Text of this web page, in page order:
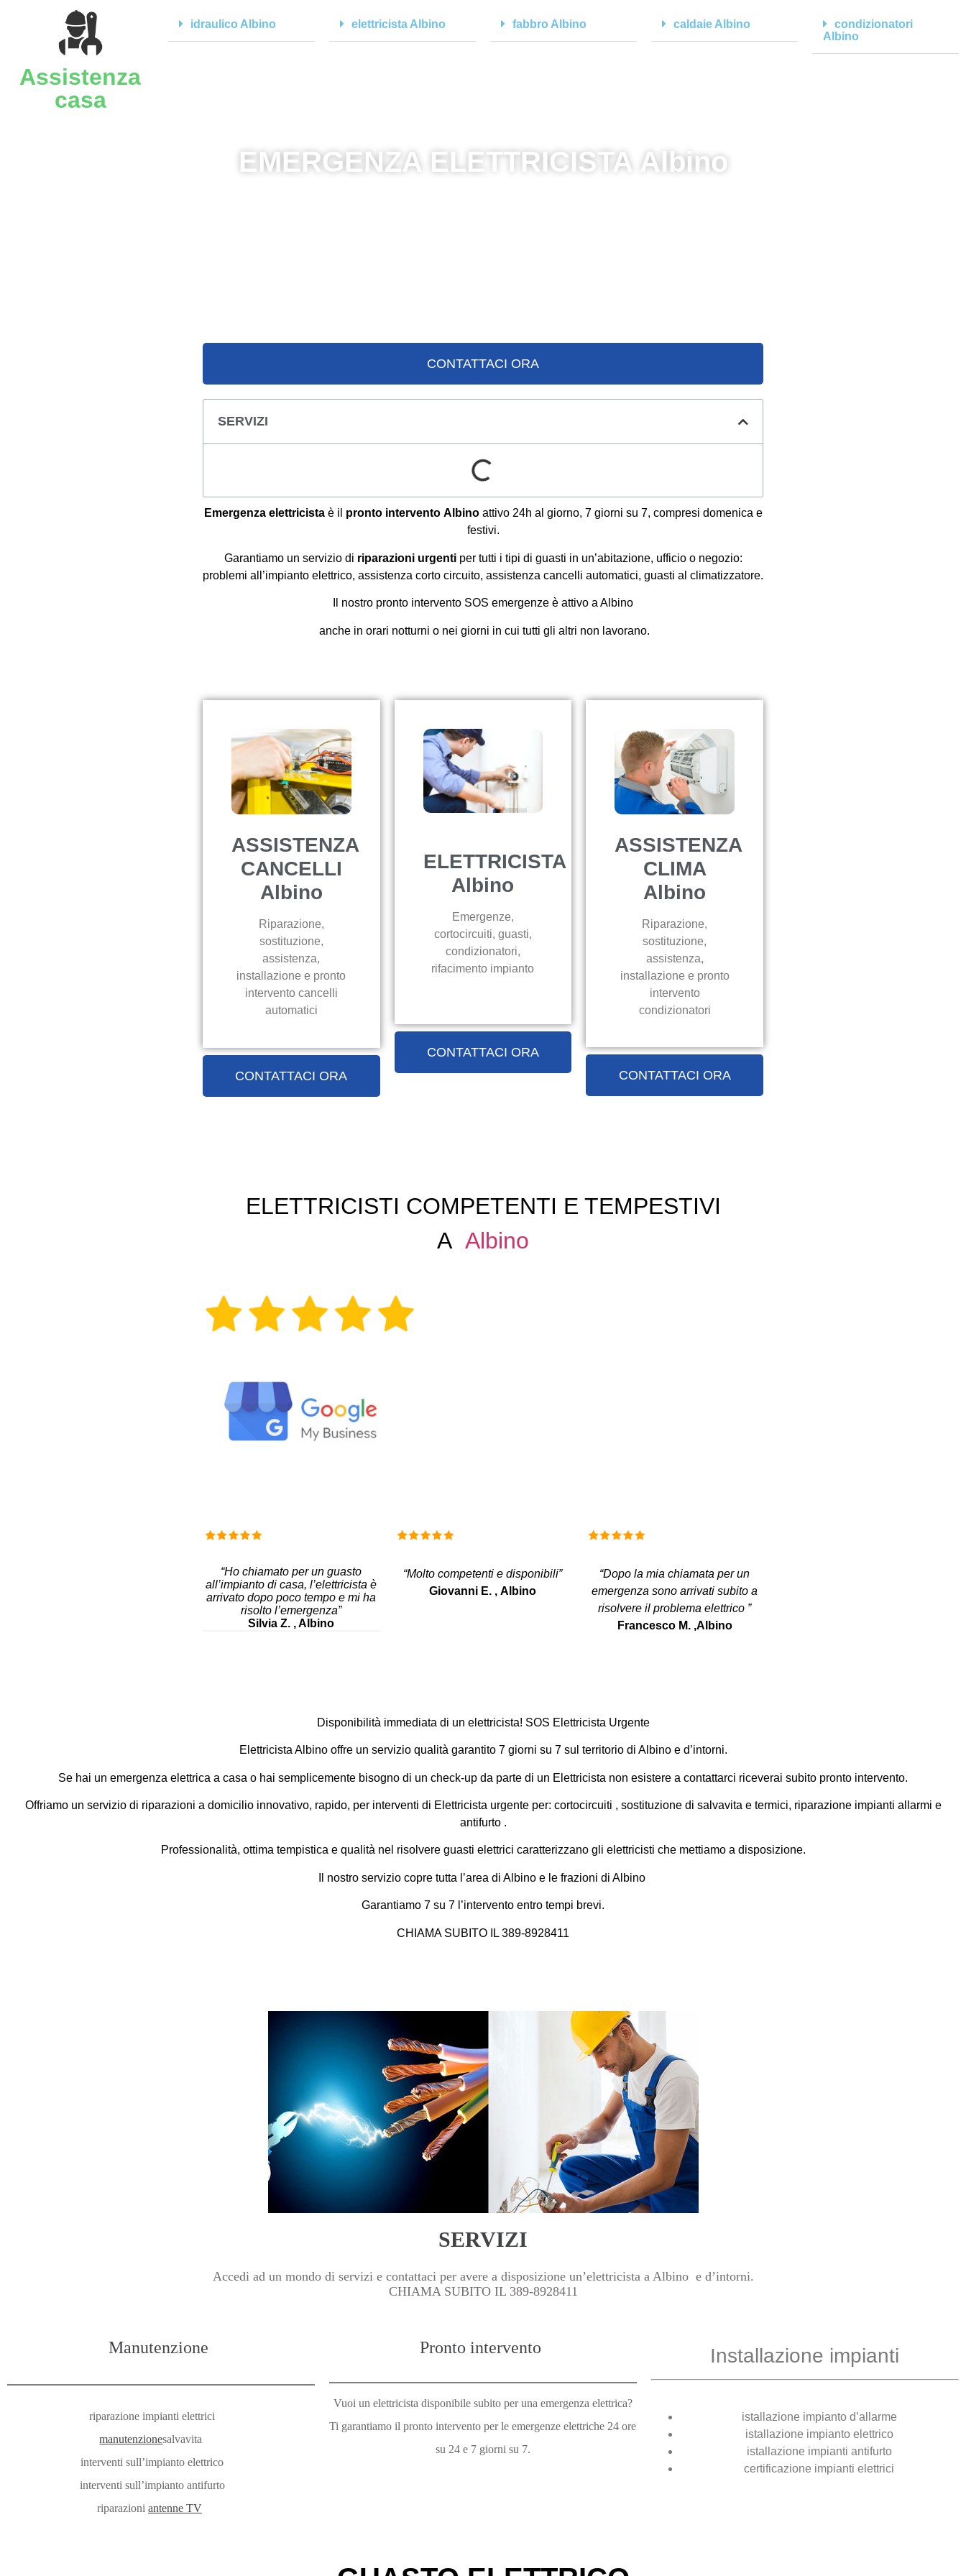
Assistenza
casa
idraulico Albino elettricista Albino fabbro Albino caldaie Albino
condizionatori
Albino
EMERGENZA ELETTRICISTA Albino
CONTATTACI ORA
SERVIZI
Emergenza elettricistaè il pronto intervento Albinoattivo 24h al giorno, 7 giorni su 7, compresi domenica e
festivi.
Garantiamo un servizio di riparazioni urgentiper tutti i tipi di guasti in un’abitazione, ufficio o negozio:
problemi all’impianto elettrico, assistenza corto circuito, assistenza cancelli automatici, guasti al climatizzatore.
Il nostro pronto intervento SOS emergenze è attivo a Albino
anche in orari notturni o nei giorni in cui tutti gli altri non lavorano.
ASSISTENZA
CANCELLI
Albino
Riparazione,
sostituzione,
assistenza,
installazione e pronto
intervento cancelli
automatici
CONTATTACI ORA
ELETTRICISTA
Albino
Emergenze,
cortocircuiti, guasti,
condizionatori,
rifacimento impianto
CONTATTACI ORA
ASSISTENZA
CLIMA
Albino
Riparazione,
sostituzione,
assistenza,
installazione e pronto
intervento
condizionatori
CONTATTACI ORA
ELETTRICISTI COMPETENTI E TEMPESTIVI
A Albino
“Ho chiamato per un guasto
all’impianto di casa, l’elettricista è
arrivato dopo poco tempo e mi ha
risolto l’emergenza”
Silvia Z. , Albino
“Molto competenti e disponibili”
Giovanni E. ,Albino
“Dopo la mia chiamata per un
emergenza sono arrivati subito a
risolvere il problema elettrico ”
Francesco M. ,Albino
Disponibilità immediata di un elettricista! SOS Elettricista Urgente
Elettricista Albino offre un servizio qualità garantito 7 giorni su 7 sul territorio di Albino e d’intorni.
Se hai un emergenza elettrica a casa o hai semplicemente bisogno di un check-up da parte di un Elettricista non esistere a contattarci riceverai subito pronto intervento.
Offriamo un servizio di riparazioni a domicilio innovativo, rapido, per interventi di Elettricista urgente per: cortocircuiti , sostituzione di salvavita e termici, riparazione impianti allarmi e
antifurto .
Professionalità, ottima tempistica e qualità nel risolvere guasti elettrici caratterizzano gli elettricisti che mettiamo a disposizione.
Il nostro servizio copre tutta l’area di Albino e le frazioni di Albino
Garantiamo 7 su 7 l’intervento entro tempi brevi.
CHIAMA SUBITO IL 389-8928411
SERVIZI
Accedi ad un mondo di servizi e contattaci per avere a disposizione un’elettricista a Albino e d’intorni.
CHIAMA SUBITO IL 389-8928411
Manutenzione
riparazione impianti elettrici
manutenzionesalvavita
interventi sull’impianto elettrico
interventi sull’impianto antifurto
riparazioni antenne TV
Pronto intervento
Vuoi un elettricista disponibile subito per una emergenza elettrica?
Ti garantiamo il pronto intervento per le emergenze elettriche 24 ore
su 24 e 7 giorni su 7.
Installazione impianti
istallazione impianto d’allarme
istallazione impianto elettrico
istallazione impianti antifurto
certificazione impianti elettrici